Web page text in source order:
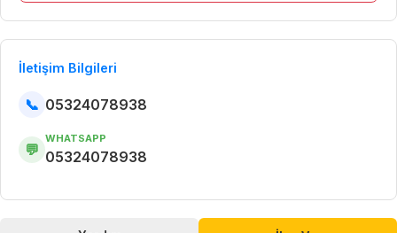
İletişim Bilgileri
📞 05324078938
💬
WHATSAPP
05324078938